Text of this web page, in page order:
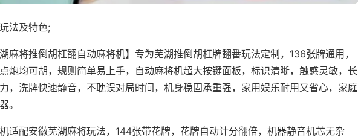
法及特色;
湖麻将推倒胡杠翻自动麻将机】专为芜湖推倒胡杠牌翻番玩法定制，136张牌通用，
炮均可胡，规则简单易上手，自动麻将机超大按键面板，标识清晰，触感灵敏，长
，洗牌快速静音，不耽误对局时间，机身稳固承重强，家用娱乐耐用又省心，家庭
。
适配安徽芜湖麻将玩法，144张带花牌，花牌自动计分翻倍，机器静音机芯无杂